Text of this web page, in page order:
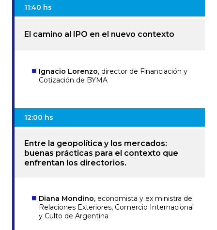
11:40 hs
El camino al IPO en el nuevo contexto
Ignacio Lorenzo, director de Financiación y
Cotización de BYMA
12:00 hs
Entre la geopolítica y los mercados:
buenas prácticas para el contexto que
enfrentan los directorios.
Diana Mondino, economista y ex ministra de
Relaciones Exteriores, Comercio Internacional
y Culto de Argentina